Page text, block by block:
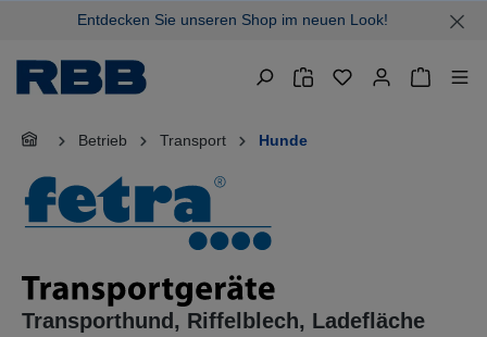
springenEntdecken Sie unseren Shop im neuen Look!
Betrieb Transport Hunde
Transporthund, Riffelblech, Ladefläche